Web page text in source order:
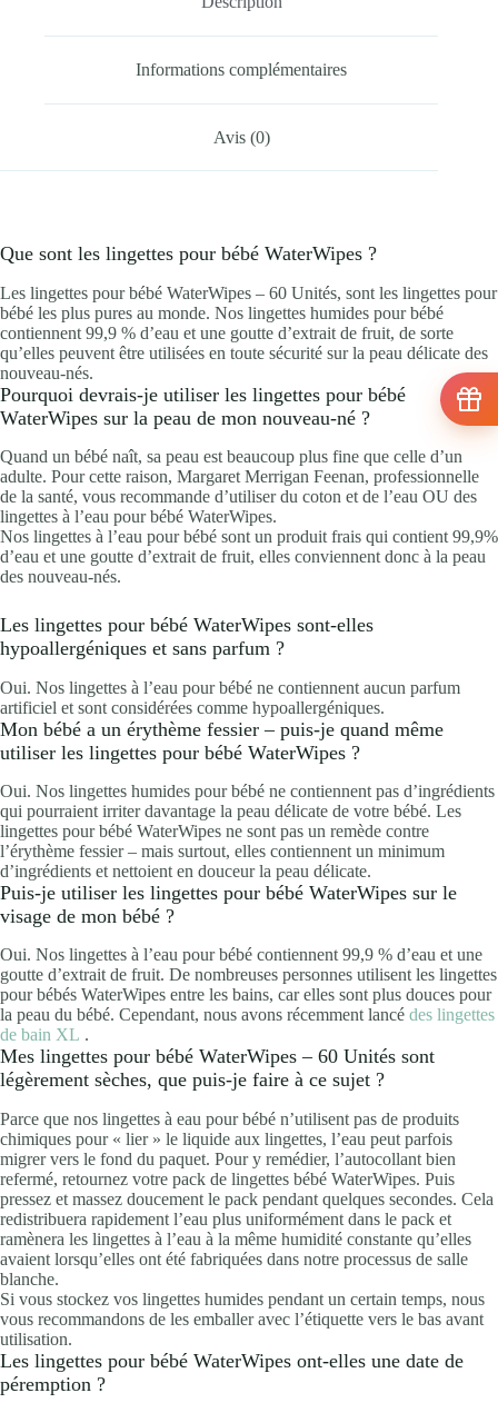
Informations complémentaires
Avis (0)
Que sont les lingettes pour bébé WaterWipes ?
Les lingettes pour bébé WaterWipes – 60 Unités, sont les lingettes pour
bébé les plus pures au monde. Nos lingettes humides pour bébé
contiennent 99,9 % d’eau et une goutte d’extrait de fruit, de sorte
qu’elles peuvent être utilisées en toute sécurité sur la peau délicate des
nouveau-nés.
Pourquoi devrais-je utiliser les lingettes pour bébé
WaterWipes sur la peau de mon nouveau-né ?
Quand un bébé naît, sa peau est beaucoup plus fine que celle d’un
adulte. Pour cette raison, Margaret Merrigan Feenan, professionnelle
de la santé, vous recommande d’utiliser du coton et de l’eau OU des
lingettes à l’eau pour bébé WaterWipes.
Nos lingettes à l’eau pour bébé sont un produit frais qui contient 99,9%
d’eau et une goutte d’extrait de fruit, elles conviennent donc à la peau
des nouveau-nés.
Les lingettes pour bébé WaterWipes sont-elles
hypoallergéniques et sans parfum ?
Oui. Nos lingettes à l’eau pour bébé ne contiennent aucun parfum
artificiel et sont considérées comme hypoallergéniques.
Mon bébé a un érythème fessier – puis-je quand même
utiliser les lingettes pour bébé WaterWipes ?
Oui. Nos lingettes humides pour bébé ne contiennent pas d’ingrédients
qui pourraient irriter davantage la peau délicate de votre bébé. Les
lingettes pour bébé WaterWipes ne sont pas un remède contre
l’érythème fessier – mais surtout, elles contiennent un minimum
d’ingrédients et nettoient en douceur la peau délicate.
Puis-je utiliser les lingettes pour bébé WaterWipes sur le
visage de mon bébé ?
Oui. Nos lingettes à l’eau pour bébé contiennent 99,9 % d’eau et une
goutte d’extrait de fruit. De nombreuses personnes utilisent les lingettes
pour bébés WaterWipes entre les bains, car elles sont plus douces pour
la peau du bébé. Cependant, nous avons récemment lancé des lingettes
de bain XL .
Mes lingettes pour bébé WaterWipes – 60 Unités sont
légèrement sèches, que puis-je faire à ce sujet ?
Parce que nos lingettes à eau pour bébé n’utilisent pas de produits
chimiques pour « lier » le liquide aux lingettes, l’eau peut parfois
migrer vers le fond du paquet. Pour y remédier, l’autocollant bien
refermé, retournez votre pack de lingettes bébé WaterWipes. Puis
pressez et massez doucement le pack pendant quelques secondes. Cela
redistribuera rapidement l’eau plus uniformément dans le pack et
ramènera les lingettes à l’eau à la même humidité constante qu’elles
avaient lorsqu’elles ont été fabriquées dans notre processus de salle
blanche.
Si vous stockez vos lingettes humides pendant un certain temps, nous
vous recommandons de les emballer avec l’étiquette vers le bas avant
utilisation.
Les lingettes pour bébé WaterWipes ont-elles une date de
péremption ?